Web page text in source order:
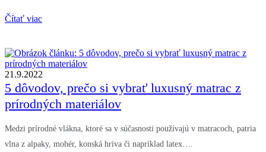
Čítať viac
21.9.2022
5 dôvodov, prečo si vybrať luxusný matrac z
prírodných materiálov
Medzi prírodné vlákna, ktoré sa v súčasnosti používajú v matracoch, patria
vlna z alpaky, mohér, konská hriva či napríklad latex….